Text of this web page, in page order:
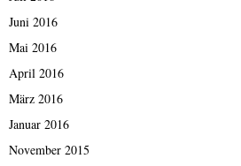
Juni 2016
Mai 2016
April 2016
März 2016
Januar 2016
November 2015